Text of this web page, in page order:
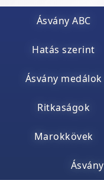
Ásvány ABC
Hatás szerint
Ásvány medálok
Ritkaságok
Marokkövek